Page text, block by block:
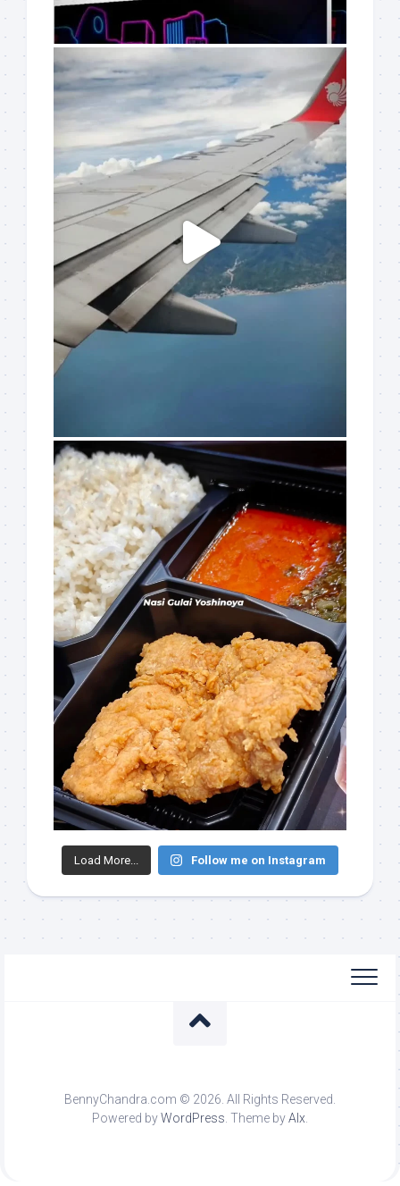
Load More... Follow me on Instagram
BennyChandra.com © 2026. All Rights Reserved.
Powered byWordPress. Theme byAlx.